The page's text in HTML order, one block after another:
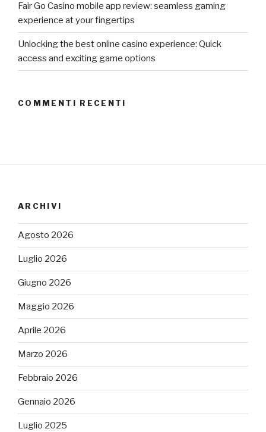
Fair Go Casino mobile app review: seamless gaming
experience at your fingertips
Unlocking the best online casino experience: Quick
access and exciting game options
COMMENTI RECENTI
ARCHIVI
Agosto 2026
Luglio 2026
Giugno 2026
Maggio 2026
Aprile 2026
Marzo 2026
Febbraio 2026
Gennaio 2026
Luglio 2025